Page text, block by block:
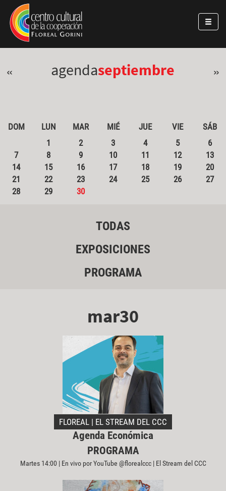
Pasar al contenido principal
Jump to main content
« agendaseptiembre »
DOM LUN MAR MIÉ JUE VIE
SÁB
1
2 3 4 5
6
7
8 9 10 11 12
13
14
15 16 17 18 19
20
21
22 23 24 25 26
27
28
29 30
TODAS
EXPOSICIONES
PROGRAMA
mar30
FLOREAL | EL STREAM DEL CCC
Agenda Económica
PROGRAMA
Martes 14:00 | En vivo por YouTube @florealccc | El Stream del CCC